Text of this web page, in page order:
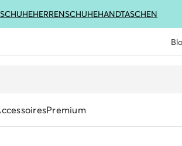
HERRENSCHUHEHANDTASCHEN
Premium